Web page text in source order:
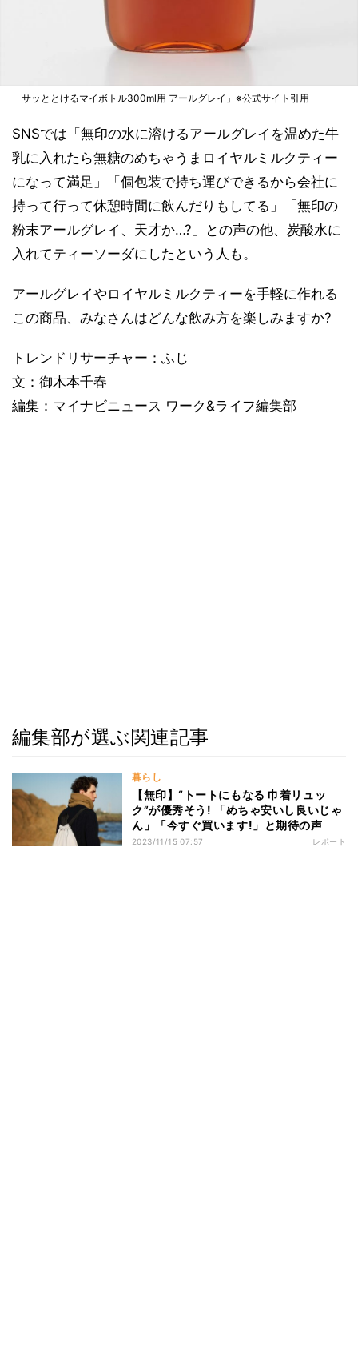
「サッととけるマイボトル300ml用 アールグレイ」※公式サイト引用
SNSでは「無印の水に溶けるアールグレイを温めた牛
乳に入れたら無糖のめちゃうまロイヤルミルクティー
になって満足」「個包装で持ち運びできるから会社に
持って行って休憩時間に飲んだりもしてる」「無印の
粉末アールグレイ、天才か…?」との声の他、炭酸水に
入れてティーソーダにしたという人も。
アールグレイやロイヤルミルクティーを手軽に作れる
この商品、みなさんはどんな飲み方を楽しみますか?
トレンドリサーチャー：ふじ
文：御木本千春
編集：マイナビニュース ワーク&ライフ編集部
編集部が選ぶ関連記事
暮らし
【無印】“トートにもなる 巾着リュッ
ク”が優秀そう! 「めちゃ安いし良いじゃ
ん」「今すぐ買います!」と期待の声
2023/11/15 07:57 レポート